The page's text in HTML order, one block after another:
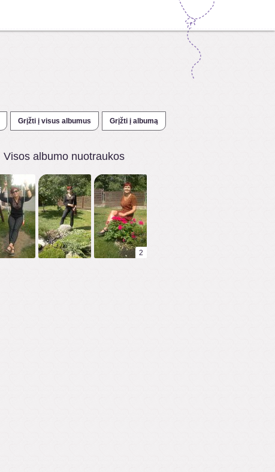
Grįžti į visus albumus Grįžti į albumą
Visos albumo nuotraukos
2